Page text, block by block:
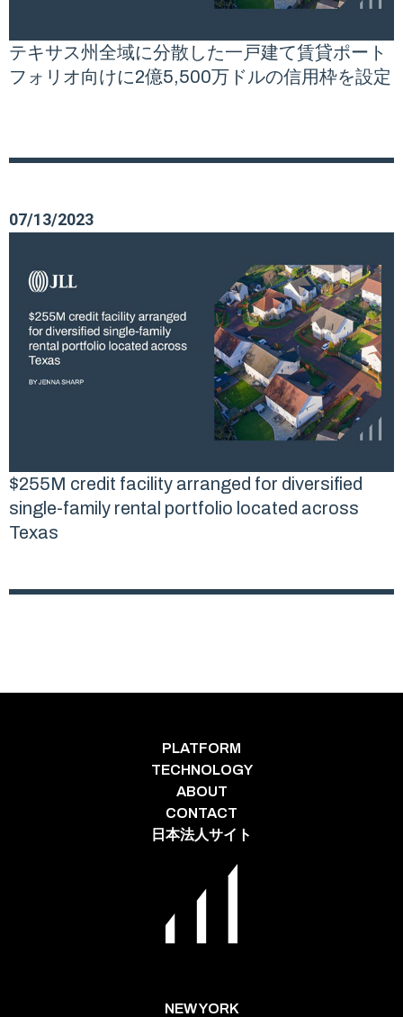
テキサス州全域に分散した一戸建て賃貸ポート
フォリオ向けに2億5,500万ドルの信用枠を設定
07/13/2023
$255M credit facility arranged for diversified
single-family rental portfolio located across
Texas
NEW YORK
PLATFORM
TECHNOLOGY
ABOUT
CONTACT
日本法人サイト